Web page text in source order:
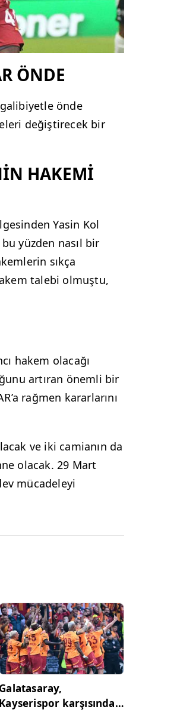
ÖNDE
önde
değiştirecek bir
HAKEMİ
Yasin Kol
yüzden nasıl bir
sıkça
talebi olmuştu,
hakem olacağı
artıran önemli bir
rağmen kararlarını
ve iki camianın da
olacak. 29 Mart
mücadeleyi
Galatasaray,
Kayserispor karşısında